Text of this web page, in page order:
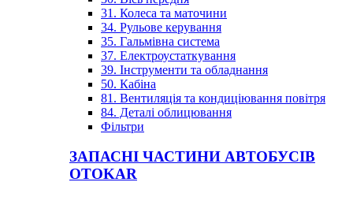
31. Колеса та маточини
34. Рульове керування
35. Гальмівна система
37. Електроустаткування
39. Інструменти та обладнання
50. Кабіна
81. Вентиляція та кондиціювання повітря
84. Деталі облицювання
Фільтри
ЗАПАСНІ ЧАСТИНИ АВТОБУСІВ
OTOKAR